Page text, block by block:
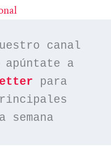
canal
apúntate a
para